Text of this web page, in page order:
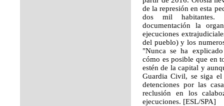
de la represión en esta
dos mil habitantes.
documentación la
ejecuciones
del pueblo) y los
"Nunca se ha
cómo es posible que en
estén de la capital y
Guardia Civil, se siga
detenciones por las
reclusión en los
ejecuciones. [ESL/SPA]